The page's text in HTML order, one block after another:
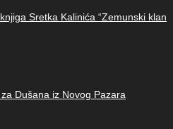
Sretka Kalinića “Zemunski klan
Dušana iz Novog Pazara